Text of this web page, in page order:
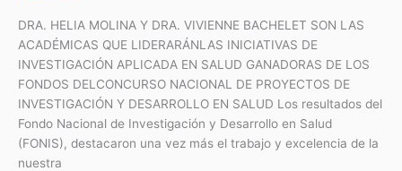
DRA. HELIA MOLINA Y DRA. VIVIENNE BACHELET SON LAS
ACADÉMICAS QUE LIDERARÁNLAS INICIATIVAS DE
INVESTIGACIÓN APLICADA EN SALUD GANADORAS DE LOS
FONDOS DELCONCURSO NACIONAL DE PROYECTOS DE
INVESTIGACIÓN Y DESARROLLO EN SALUD Los resultados del
Fondo Nacional de Investigación y Desarrollo en Salud
(FONIS), destacaron una vez más el trabajo y excelencia de la
nuestra